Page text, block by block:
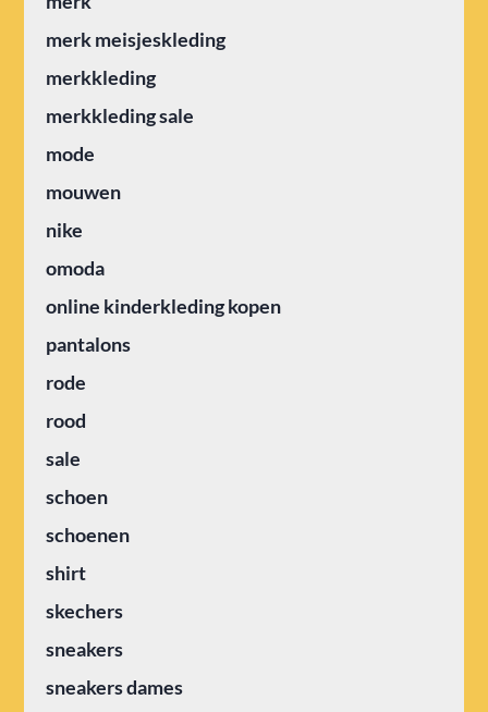
merk meisjeskleding
merkkleding
merkkleding sale
mode
mouwen
nike
omoda
online kinderkleding kopen
pantalons
rode
rood
sale
schoen
schoenen
shirt
skechers
sneakers
sneakers dames